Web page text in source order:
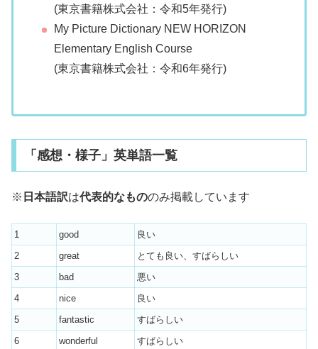
(東京書籍株式会社：令和5年発行)
My Picture Dictionary NEW HORIZON
Elementary English Course
(東京書籍株式会社：令和6年発行)
「感想・様子」英単語一覧
※ 日本語訳は代表的なもののみ掲載しています
1 good
良い
2
great
とても良い、すばらしい
3
bad
悪い
4
nice
良い
5
fantastic
すばらしい
6
wonderful
すばらしい